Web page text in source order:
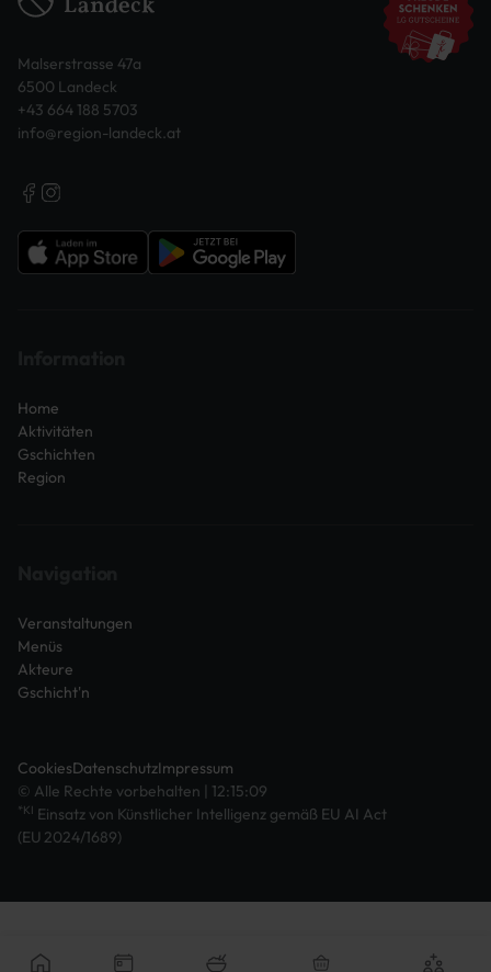
Malserstrasse 47a
6500 Landeck
+43 664 188 5703
info@region-landeck.at
Home
Aktivitäten
Gschichten
Region
Veranstaltungen
Menüs
Akteure
Gschicht'n
© Alle Rechte vorbehalten | 12:15:09
*KI Einsatz von Künstlicher Intelligenz gemäß EU AI Act
(EU 2024/1689)
CookiesDatenschutzImpressum